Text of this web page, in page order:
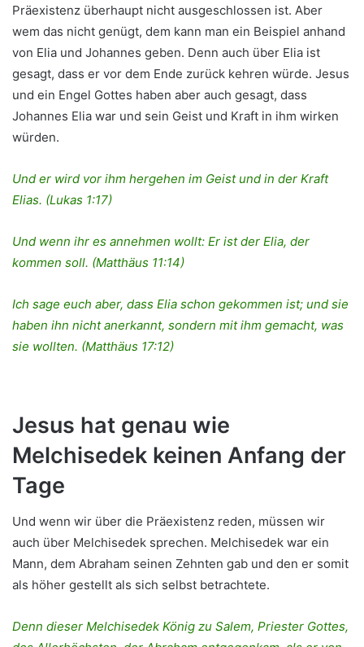
Präexistenz überhaupt nicht ausgeschlossen ist. Aber
wem das nicht genügt, dem kann man ein Beispiel anhand
von Elia und Johannes geben. Denn auch über Elia ist
gesagt, dass er vor dem Ende zurück kehren würde. Jesus
und ein Engel Gottes haben aber auch gesagt, dass
Johannes Elia war und sein Geist und Kraft in ihm wirken
würden.
Und er wird vor ihm hergehen im Geist und in der Kraft
Elias. (Lukas 1:17)
Und wenn ihr es annehmen wollt: Er ist der Elia, der
kommen soll. (Matthäus 11:14)
Ich sage euch aber, dass Elia schon gekommen ist; und sie
haben ihn nicht anerkannt, sondern mit ihm gemacht, was
sie wollten. (Matthäus 17:12)
Jesus hat genau wie
Melchisedek keinen Anfang der
Tage
Und wenn wir über die Präexistenz reden, müssen wir
auch über Melchisedek sprechen. Melchisedek war ein
Mann, dem Abraham seinen Zehnten gab und den er somit
als höher gestellt als sich selbst betrachtete.
Denn dieser Melchisedek König zu Salem, Priester Gottes,